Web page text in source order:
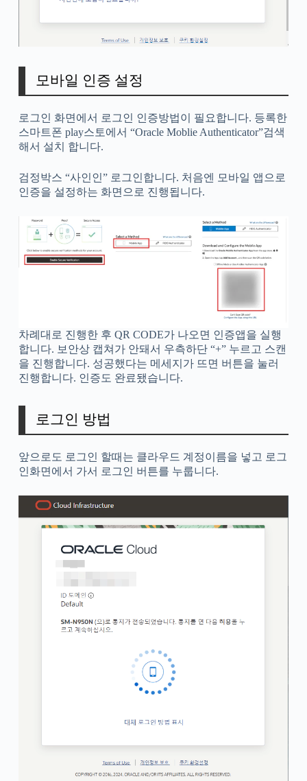
모바일 인증 설정
로그인 화면에서 로그인 인증방법이 필요합니다. 등록한
스마트폰 play스토에서 “Oracle Moblie Authenticator”검색
해서 설치 합니다.
검정박스 “사인인” 로그인합니다. 처음엔 모바일 앱으로
인증을 설정하는 화면으로 진행됩니다.
차례대로 진행한 후 QR CODE가 나오면 인증앱을 실행
합니다. 보안상 캡쳐가 안돼서 우측하단 “+” 누르고 스캔
을 진행합니다. 성공했다는 메세지가 뜨면 버튼을 눌러
진행합니다. 인증도 완료됐습니다.
로그인 방법
앞으로도 로그인 할때는 클라우드 계정이름을 넣고 로그
인화면에서 가서 로그인 버튼를 누룹니다.